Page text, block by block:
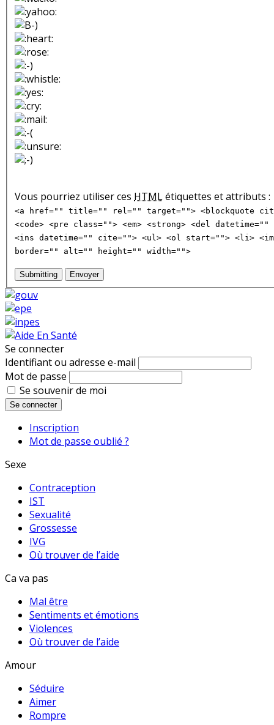
Vous pourriez utiliser ces HTMLétiquettes et attributs :
<a href="" title="" rel="" target=""> <blockquote
<code> <pre class=""> <em> <strong> <del
<ins datetime="" cite=""> <ul> <ol start=""> <li>
border="" alt="" height="" width="">
Submitting Envoyer
Se connecter
Identifiant ou adresse e-mail
Mot de passe
Se souvenir de moi
Se connecter
Inscription
Mot de passe oublié ?
Sexe
Contraception
IST
Sexualité
Grossesse
IVG
Où trouver de l’aide
Ca va pas
Mal être
Sentiments et émotions
Violences
Où trouver de l’aide
Amour
Séduire
Aimer
Rompre